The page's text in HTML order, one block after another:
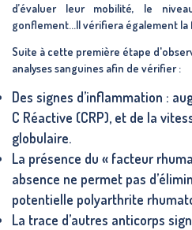
d’évaluer leur mobilité, le
gonflement…Il vérifiera également
Suite à cette première étape
analyses sanguines afin de vérifier :
Des signes d’inflammation :
C Réactive (CRP), et de la
globulaire.
La présence du « facteur
absence ne permet pas
potentielle polyarthrite
La trace d’autres anticorps